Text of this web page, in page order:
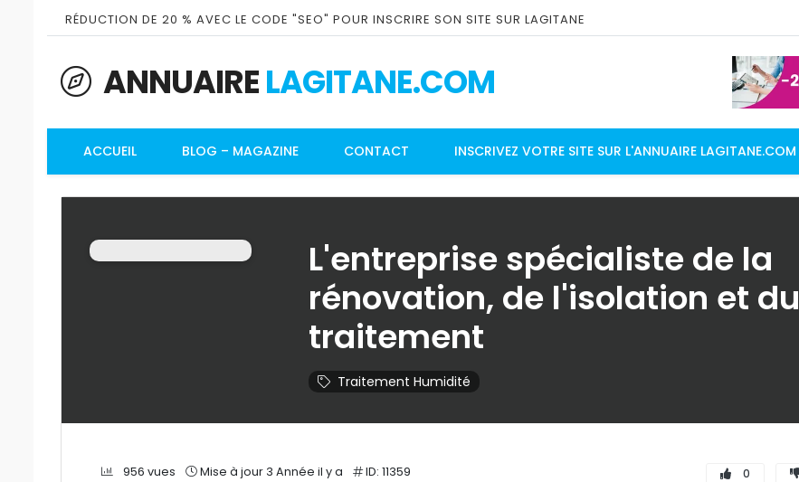
RÉDUCTION DE 20 % AVEC LE CODE "SEO" POUR INSCRIRE SON SITE SUR LAGITANE
ANNUAIRELAGITANE.COM
ACCUEIL BLOG – MAGAZINE CONTACT INSCRIVEZ VOTRE SITE SUR L'ANNUAIRE LAGITANE.COM
L'entreprise spécialiste de la
rénovation, de l'isolation et du
traitement
Traitement Humidité
956 vues Mise à jour 3 Année il y a ID: 11359 0